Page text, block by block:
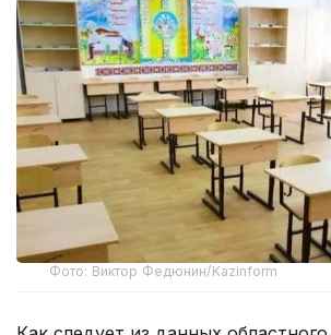
Фото: Виктор Федюнин/Kazinform